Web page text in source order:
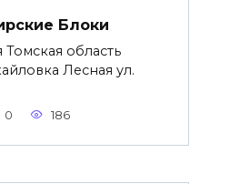
Блоки
Томская область
Лесная ул.
0 186